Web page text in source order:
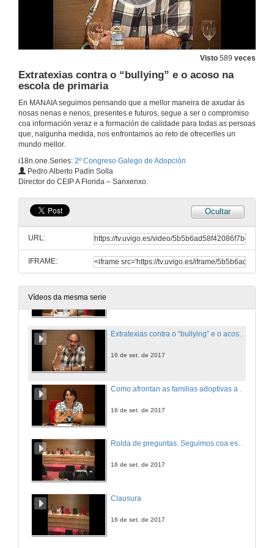
Visto 589 veces
Extratexias contra o “bullying” e o acoso na
escola de primaria
En MANAIA seguimos pensando que a mellor maneira de axudar ás
nosas nenas e nenos, presentes e futuros, segue a ser o compromiso
coa información veraz e a formación de calidade para todas as persoas
que, nalgunha medida, nos enfrontamos ao reto de ofrecerlles un
mundo mellor.
i18n.one.Series: 2º Congreso Galego de Adopción
Pedro Alberto Padín Solla
Director do CEIP A Florida – Sanxenxo.
Ocultar
URL:
IFRAME:
Vídeos da mesma serie
Una adoptada más
Conferencia
16 de set. de 2017
Rolda de preguntas. Una adoptada más
16 de set. de 2017
O peso de Internet na realidade adoptiva
16 de set. de 2017
16 de set. de 2017
Extratexias contra o “bullying” e o acoso na escola de primaria
16 de set. de 2017
16 de set. de 2017
Rolda de preguntas. Seguimos coa escola
16 de set. de 2017
Clausura
16 de set. de 2017